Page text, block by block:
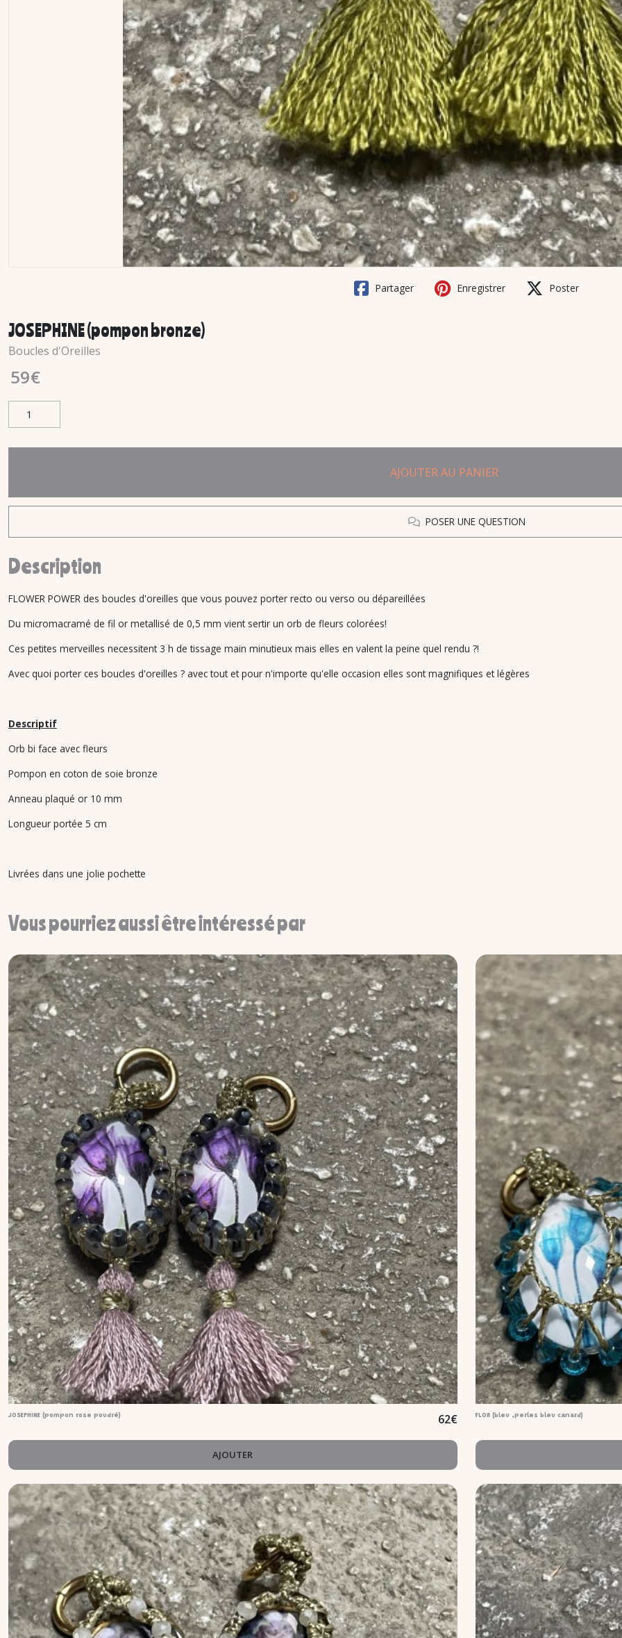
Partager Enregistrer Poster
JOSEPHINE (pompon bronze)
Boucles d'Oreilles
59€
AJOUTER AU PANIER
POSER UNE QUESTION
Description
FLOWER POWER des boucles d'oreilles que vous pouvez porter recto ou verso ou dépareillées
Du micromacramé de fil or metallisé de 0,5 mm vient sertir un orb de fleurs colorées!
Ces petites merveilles necessitent 3 h de tissage main minutieux mais elles en valent la peine quel rendu ?!
Avec quoi porter ces boucles d'oreilles ? avec tout et pour n'importe qu'elle occasion elles sont magnifiques et légères
Descriptif
Orb bi face avec fleurs
Pompon en coton de soie bronze
Anneau plaqué or 10 mm
Longueur portée 5 cm
Livrées dans une jolie pochette
Vous pourriez aussi être intéressé par
JOSEPHINE (pompon rose poudré) 62€
AJOUTER
FLOR (bleu ,perles bleu canard)